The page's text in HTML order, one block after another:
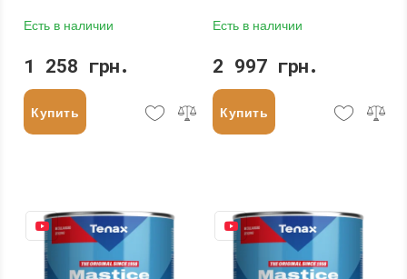
Есть в наличии
1 258 грн.
Купить
Есть в наличии
2 997 грн.
Купить